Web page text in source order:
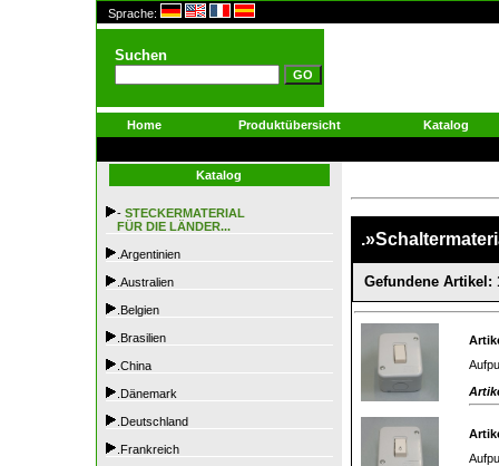
Sprache:
Suchen
Home Produktübersicht Katalog
Katalog
- STECKERMATERIAL
FÜR DIE LÄNDER...
.Argentinien
.Australien
.Belgien
.Brasilien
.China
.Dänemark
.Deutschland
.Frankreich
Gefundene Artikel: